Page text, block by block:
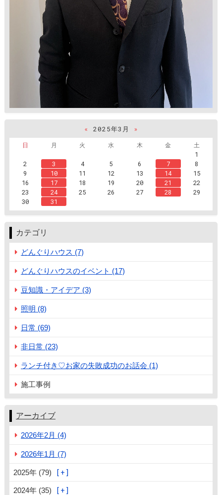
« 2025年3月
»
日
月 火 水 木 金
土
1
2
3 4 5 6 7
8
9
10 11 12 13 14
15
16
17 18 19 20 21
22
23
24 25 26 27 28
29
30
31
カテゴリ
どんぐりハウス (7)
どんぐりハウスのイベント (17)
豆知識・アイデア (3)
照明 (8)
日常 (69)
非日常 (23)
ランチ付き♡お家の失敗成功のお話会 (1)
施工事例
アーカイブ
2026年2月 (4)
2026年1月 (7)
2025年 (79)
2024年 (35)